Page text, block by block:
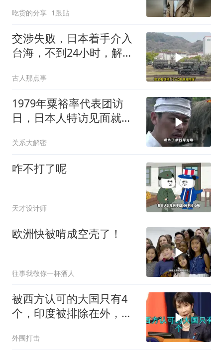
吃货的分享 1跟贴
交涉失败，日本着手介入
台海，不到24小时，解放
古人那点事
1979年粟裕率代表团访
日，日本人特访见面就喊
关系大解密
咋不打了呢
天才设计师
欧洲快被啃成空壳了！
往事我敬你一杯酒人
被西方认可的大国只有4
个，印度被排除在外，为
外围打击